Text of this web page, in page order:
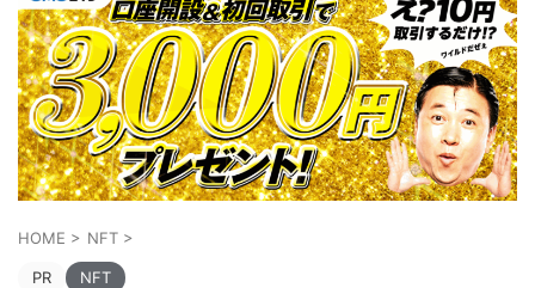
HOME > NFT >
PR NFT